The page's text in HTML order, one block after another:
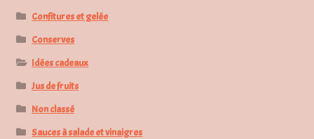
Confitures et gelée
Conserves
Idées cadeaux
Jus de fruits
Non classé
Sauces à salade et vinaigres